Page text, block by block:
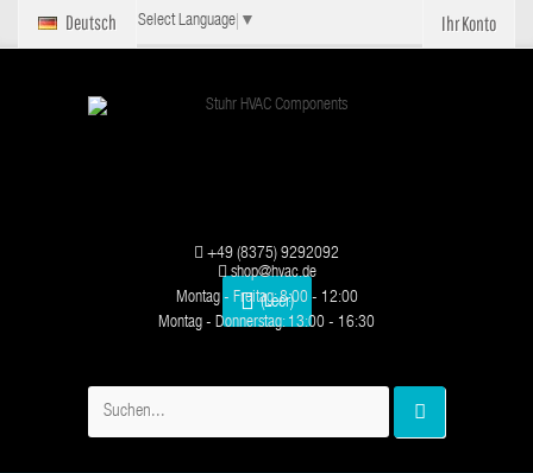
Ihr Konto
Deutsch Select Language ▼
(Leer)
+49 (8375) 9292092
shop@hvac.de
Montag - Freitag: 8:00 - 12:00
Montag - Donnerstag: 13:00 - 16:30